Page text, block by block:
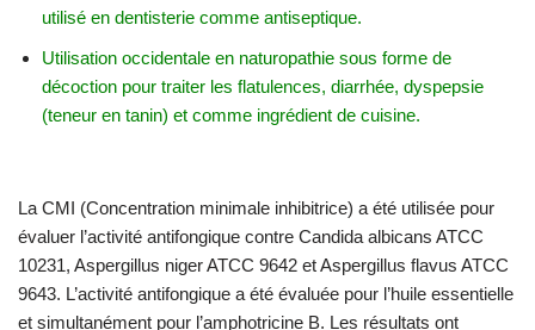
utilisé en dentisterie comme antiseptique.
Utilisation occidentale en naturopathie sous forme de
décoction pour traiter les flatulences, diarrhée, dyspepsie
(teneur en tanin) et comme ingrédient de cuisine.
La CMI (Concentration minimale inhibitrice) a été utilisée pour
évaluer l’activité antifongique contre Candida albicans ATCC
10231, Aspergillus niger ATCC 9642 et Aspergillus flavus ATCC
9643. L’activité antifongique a été évaluée pour l’huile essentielle
et simultanément pour l’amphotricine B. Les résultats ont